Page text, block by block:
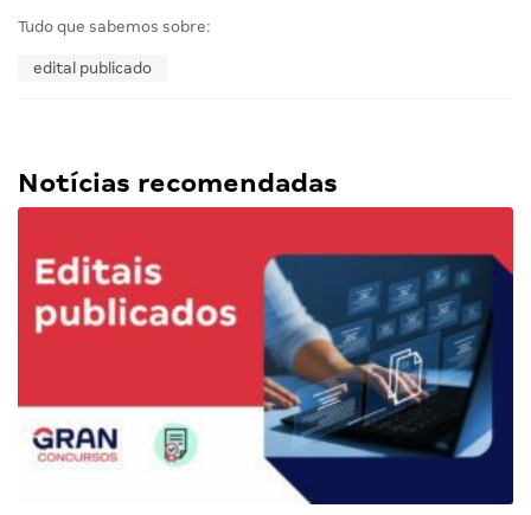
Tudo que sabemos sobre:
edital publicado
Notícias recomendadas